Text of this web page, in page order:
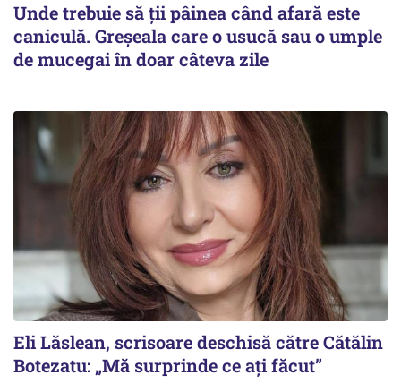
Unde trebuie să ții pâinea când afară este
caniculă. Greșeala care o usucă sau o umple
de mucegai în doar câteva zile
Eli Lăslean, scrisoare deschisă către Cătălin
Botezatu: „Mă surprinde ce ați făcut”